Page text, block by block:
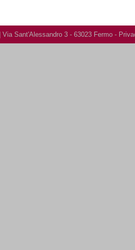
| Via Sant'Alessandro 3 - 63023 Fermo -